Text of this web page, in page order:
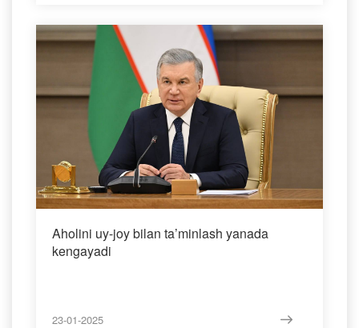
Aholini uy-joy bilan ta’minlash yanada
kengayadi
23-01-2025